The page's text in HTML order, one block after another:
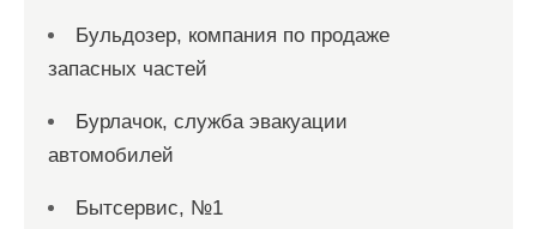
Бульдозер, компания по продаже
запасных частей
Бурлачок, служба эвакуации
автомобилей
Бытсервис, №1